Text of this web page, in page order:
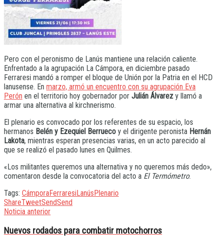
Pero con el peronismo de Lanús mantiene una relación caliente.
Enfrentado a la agrupación La Cámpora, en diciembre pasado
Ferraresi mandó a romper el bloque de Unión por la Patria en el HCD
lanusense. En marzo, armó un encuentro con su agrupación Eva
Perón en el territorio hoy gobernador por Julián Álvarez y llamó a
armar una alternativa al kirchnerismo.
El plenario es convocado por los referentes de su espacio, los
hermanos Belén y Ezequiel Berrueco y el dirigente peronista Hernán
Lakota, mientras esperan presencias varias, en un acto parecido al
que se realizó el pasado lunes en Quilmes.
«Los militantes queremos una alternativa y no queremos más dedo»,
comentaron desde la convocatoria del acto a El Termómetro.
Tags: CámporaFerraresiLanúsPlenario
ShareTweetSendSend
Noticia anterior
Nuevos rodados para combatir motochorros